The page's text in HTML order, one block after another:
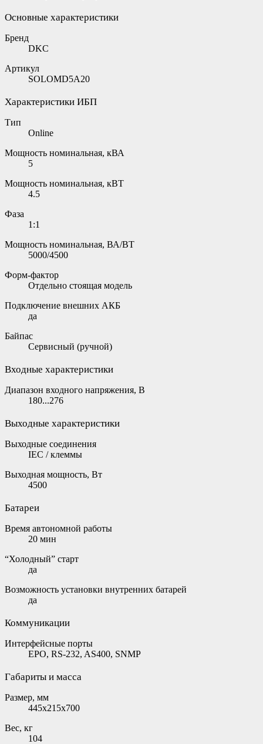
Основные характеристики
Бренд
DKC
Артикул
SOLOMD5A20
Характеристики ИБП
Тип
Online
Мощность номинальная, кВА
5
Мощность номинальная, кВТ
4.5
Фаза
1:1
Мощность номинальная, ВА/ВТ
5000/4500
Форм-фактор
Отдельно стоящая модель
Подключение внешних АКБ
да
Байпас
Сервисный (ручной)
Входные характеристики
Диапазон входного напряжения, В
180...276
Выходные характеристики
Выходные соединения
IEC / клеммы
Выходная мощность, Вт
4500
Батареи
Время автономной работы
20 мин
“Холодный” старт
да
Возможность установки внутренних батарей
да
Коммуникации
Интерфейсные порты
EPO, RS-232, AS400, SNMP
Габариты и масса
Размер, мм
445х215х700
Вес, кг
104